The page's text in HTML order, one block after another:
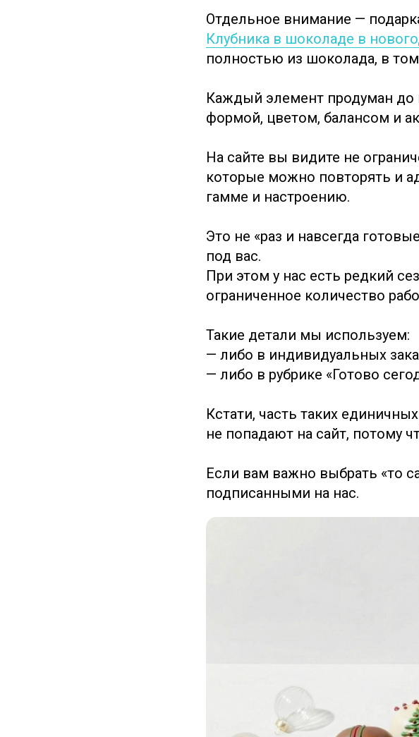
Отдельное внимание —
Клубника в шоколаде в
полностью из шоколада, в
Каждый элемент продуман до
формой, цветом, балансом и
На сайте вы видите не
которые можно повторять и
гамме и настроению.
Это не «раз и навсегда
под вас.
При этом у нас есть редкий
ограниченное количество
Такие детали мы используем:
— либо в индивидуальных
— либо в рубрике «Готово
Кстати, часть таких
не попадают на сайт, потому
Если вам важно выбрать «то
подписанными на нас.